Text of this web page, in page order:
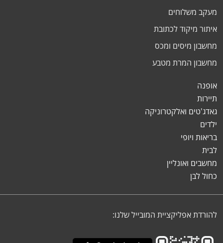
מעקב משלוחים
איתור מיקוד לכתובת
מחשבון מיסים ומכס
מחשבון המרת מטבע
אופנה
תיירות
גאדג'טים ואלקטרוניקה
ילדים
בריאות ויופי
לבית
מחשבים ואונליין
כחול לבן
להורדת אפליקציית המובייל שלנו: